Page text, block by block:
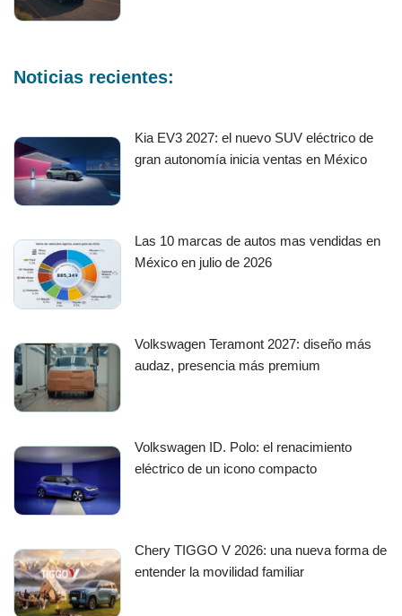
Noticias recientes:
Kia EV3 2027: el nuevo SUV eléctrico de
gran autonomía inicia ventas en México
Las 10 marcas de autos mas vendidas en
México en julio de 2026
Volkswagen Teramont 2027: diseño más
audaz, presencia más premium
Volkswagen ID. Polo: el renacimiento
eléctrico de un icono compacto
Chery TIGGO V 2026: una nueva forma de
entender la movilidad familiar